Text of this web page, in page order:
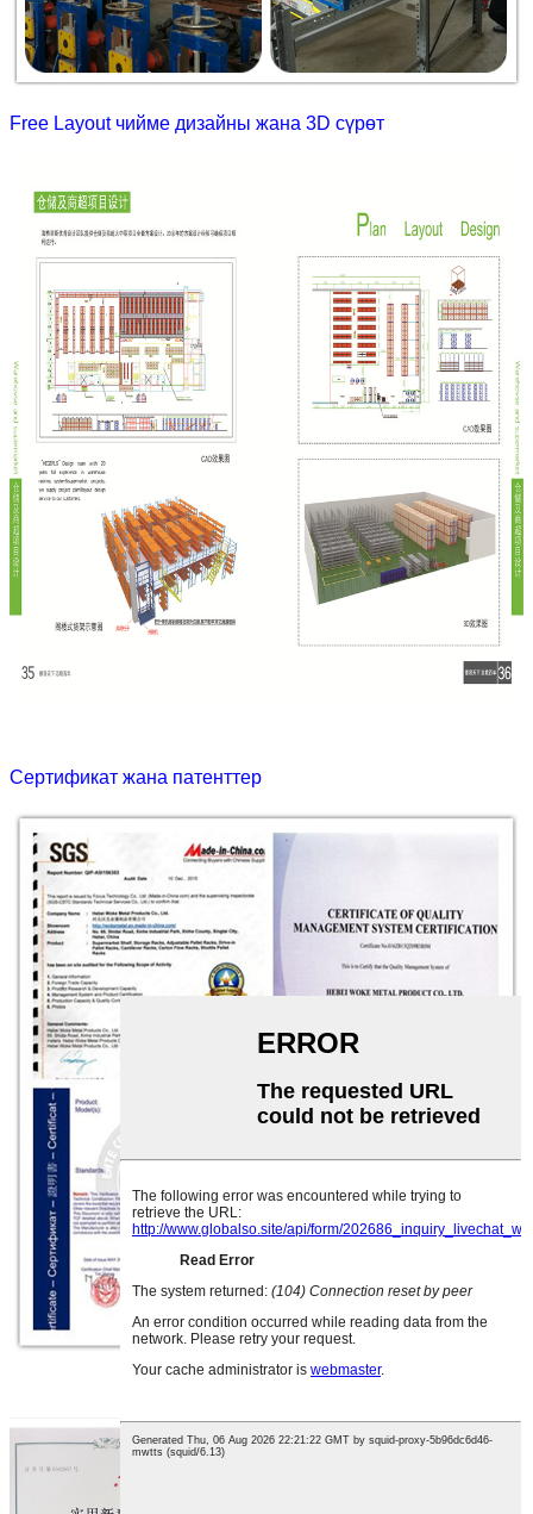
Free Layout чийме дизайны жана 3D сүрөт
Сертификат жана патенттер